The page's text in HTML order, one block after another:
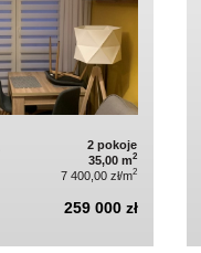
2 pokoje
35,00 m2
7 400,00 zł/m2
259 000 zł